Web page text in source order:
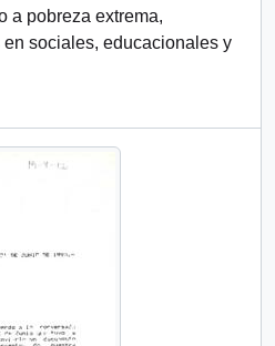
a pobreza extrema,
sociales, educacionales y